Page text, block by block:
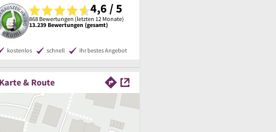
4,6 / 5
868 Bewertungen (letzten 12 Monate)
13.239 Bewertungen (gesamt)
kostenlos schnell Ihr bestes Angebot
Karte & Route